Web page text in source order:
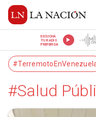
ESCUCHÁ
TU RADIO
PREFERIDA
#Salud